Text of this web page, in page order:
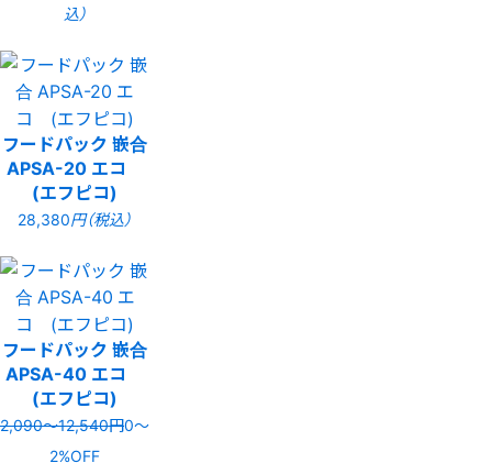
込）
フードパック 嵌合
APSA-20 エコ
(エフピコ)
28,380円（税込）
フードパック 嵌合
APSA-40 エコ
(エフピコ)
2,090〜12,540円0〜
2%OFF